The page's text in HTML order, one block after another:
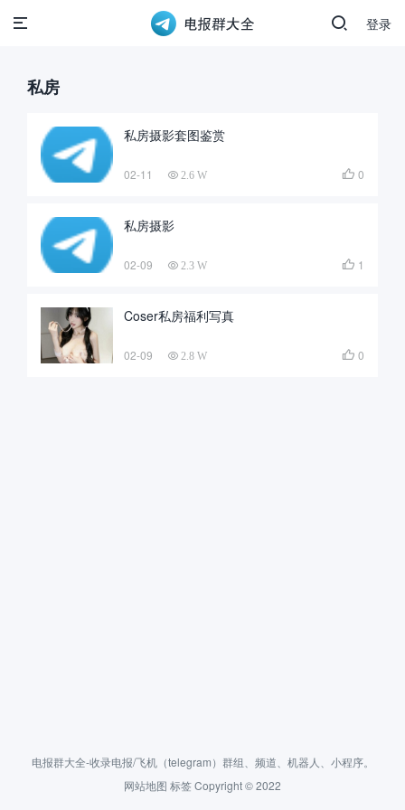
登录
私房
私房摄影套图鉴赏
02-11 2.6 W  0
私房摄影
02-09 2.3 W  1
Coser私房福利写真
02-09 2.8 W  0
电报群大全-收录电报/飞机（telegram）群组、频道、机器人、小程序。
网站地图 标签Copyright © 2022